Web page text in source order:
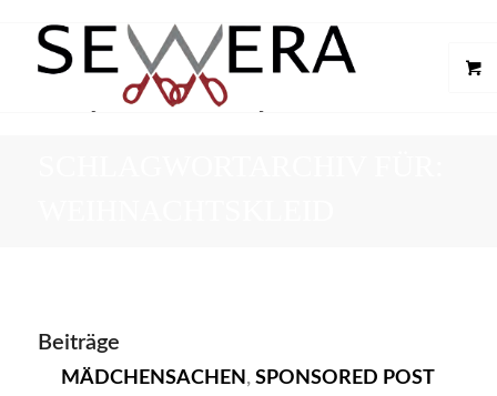
Beiträge
MÄDCHENSACHEN ,SPONSORED POST